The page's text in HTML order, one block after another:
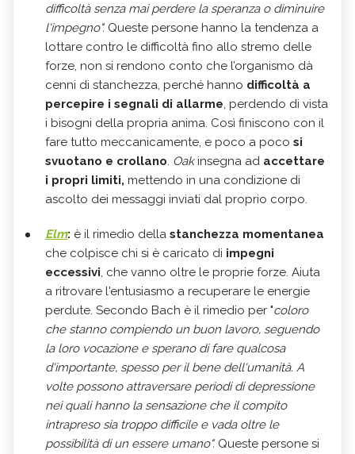
difficoltà senza mai perdere la speranza o diminuire
l'impegno". Queste persone hanno la tendenza a
lottare contro le difficoltà fino allo stremo delle
forze, non si rendono conto che l’organismo dà
cenni di stanchezza, perché hanno difficoltà a
percepire i segnali di allarme , perdendo di vista
i bisogni della propria anima. Così finiscono con il
fare tutto meccanicamente, e poco a poco si
svuotano e crollano Oakinsegna ad accettare
i propri limiti, mettendo in una condizione di
ascolto dei messaggi inviati dal proprio corpo.
Elm: è il rimedio della stanchezza momentanea
che colpisce chi si è caricato di impegni
eccessivi , che vanno oltre le proprie forze. Aiuta
a ritrovare l'entusiasmo a recuperare le energie
perdute. Secondo Bach è il rimedio per "coloro
che stanno compiendo un buon lavoro, seguendo
la loro vocazione e sperano di fare qualcosa
d'importante, spesso per il bene dell'umanità. A
volte possono attraversare periodi di depressione
nei quali hanno la sensazione che il compito
intrapreso sia troppo difficile e vada oltre le
possibilità di un essere umano". Queste persone si